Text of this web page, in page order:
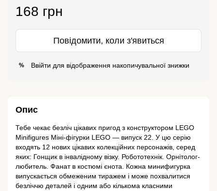
168 грн
Повідомити, коли з'явиться
% Ввійти для відображення накопичувальної знижки
Опис
Тебе чекає безліч цікавих пригод з конструктором LEGO
Minifigures Міні-фігурки LEGO — випуск 22. У цю серію
входять 12 нових цікавих колекційних персонажів, серед
яких: Гонщик в інвалідному візку. Робототехнік. Орнітолог-
любитель. Фанат в костюмі єнота. Кожна минифигурка
випускається обмеженим тиражем і може похвалитися
безліччю деталей і одним або кількома класними